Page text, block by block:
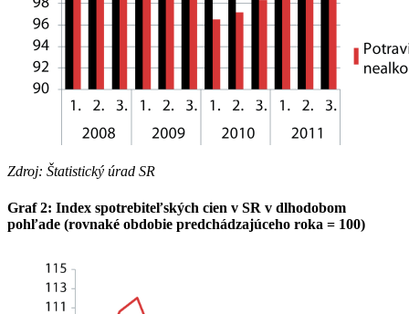
Zdroj: Štatistický úrad SR
Graf 2: Index spotrebiteľských cien v SR v dlhodobom
pohľade (rovnaké obdobie predchádzajúceho roka = 100)